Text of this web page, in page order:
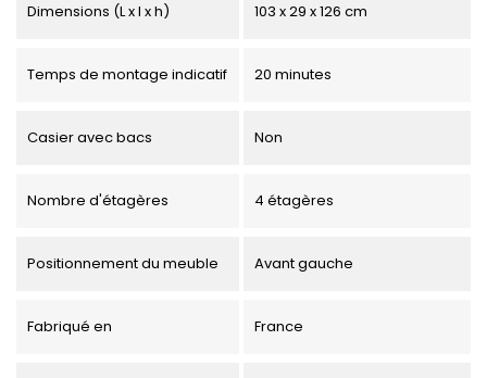
Dimensions (L x l x h) 103 x 29 x 126 cm
Temps de montage indicatif 20 minutes
Casier avec bacs Non
Nombre d'étagères 4 étagères
Positionnement du meuble Avant gauche
Fabriqué en France